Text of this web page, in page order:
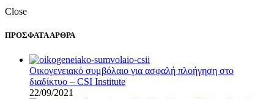
Close
ΠΡΟΣΦΑΤΑ ΑΡΘΡΑ
Οικογενειακό συμβόλαιο για ασφαλή πλοήγηση στο
διαδίκτυο – CSI Institute
22/09/2021